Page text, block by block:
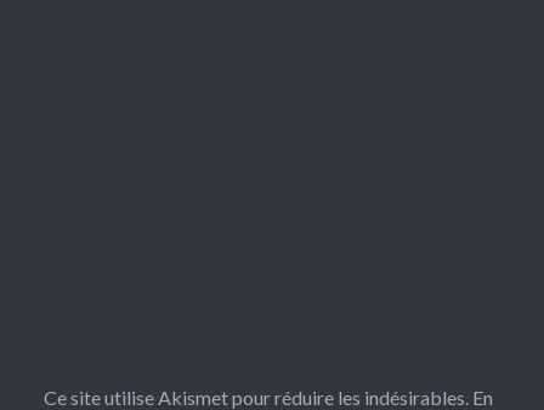
Ce site utilise Akismet pour réduire les indésirables. En